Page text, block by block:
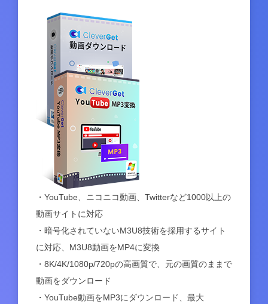
・YouTube、ニコニコ動画、Twitterなど1000以上の
動画サイトに対応
・暗号化されていないM3U8技術を採用するサイト
に対応、M3U8動画をMP4に変換
・8K/4K/1080p/720pの高画質で、元の画質のままで
動画をダウンロード
・YouTube動画をMP3にダウンロード、最大